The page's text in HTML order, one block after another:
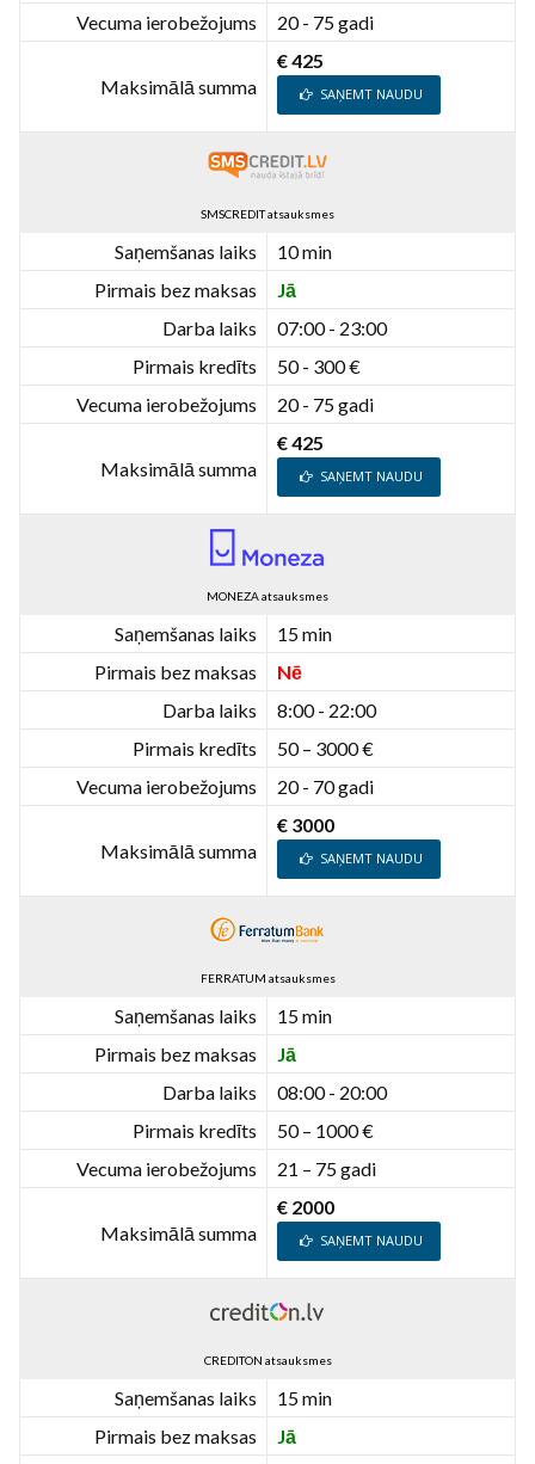
Vecuma ierobežojums
20 - 75 gadi
Maksimālā summa
€ 425
SAŅEMT NAUDU
SMSCREDIT atsauksmes
Saņemšanas laiks
10 min
Pirmais bez maksas
Jā
Darba laiks
07:00 - 23:00
Pirmais kredīts
50 - 300 €
Vecuma ierobežojums
20 - 75 gadi
Maksimālā summa
€ 425
SAŅEMT NAUDU
MONEZA atsauksmes
Saņemšanas laiks
15 min
Pirmais bez maksas
Nē
Darba laiks
8:00 - 22:00
Pirmais kredīts
50 – 3000 €
Vecuma ierobežojums
20 - 70 gadi
Maksimālā summa
€ 3000
SAŅEMT NAUDU
FERRATUM atsauksmes
Saņemšanas laiks
15 min
Pirmais bez maksas
Jā
Darba laiks
08:00 - 20:00
Pirmais kredīts
50 – 1000 €
Vecuma ierobežojums
21 – 75 gadi
Maksimālā summa
€ 2000
SAŅEMT NAUDU
CREDITON atsauksmes
Saņemšanas laiks
15 min
Pirmais bez maksas
Jā